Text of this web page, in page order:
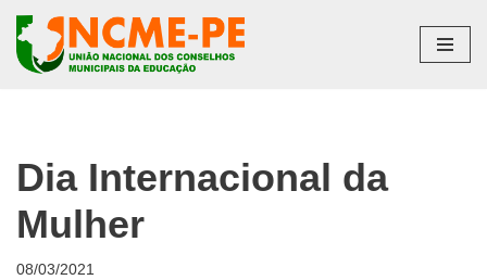
Pular
Dia Internacional da
Mulher
08/03/2021